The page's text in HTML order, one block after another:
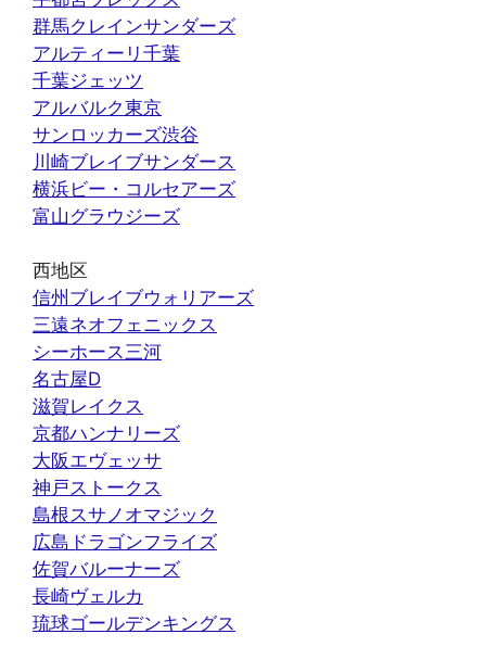
群馬クレインサンダーズ
アルティーリ千葉
千葉ジェッツ
アルバルク東京
サンロッカーズ渋谷
川崎ブレイブサンダース
横浜ビー・コルセアーズ
富山グラウジーズ
西地区
信州ブレイブウォリアーズ
三遠ネオフェニックス
シーホース三河
名古屋D
滋賀レイクス
京都ハンナリーズ
大阪エヴェッサ
神戸ストークス
島根スサノオマジック
広島ドラゴンフライズ
佐賀バルーナーズ
長崎ヴェルカ
琉球ゴールデンキングス